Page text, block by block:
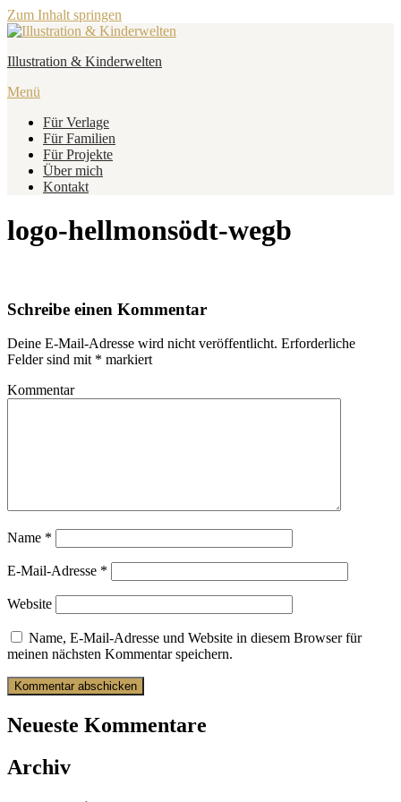
Zum Inhalt springen
Illustration & Kinderwelten
Menü
Für Verlage
Für Familien
Für Projekte
Über mich
Kontakt
logo-hellmonsödt-wegb
Schreibe einen Kommentar
Deine E-Mail-Adresse wird nicht veröffentlicht. Erforderliche
Felder sind mit * markiert
Kommentar
Name *
E-Mail-Adresse *
Website
Name, E-Mail-Adresse und Website in diesem Browser für
meinen nächsten Kommentar speichern.
Neueste Kommentare
Archiv